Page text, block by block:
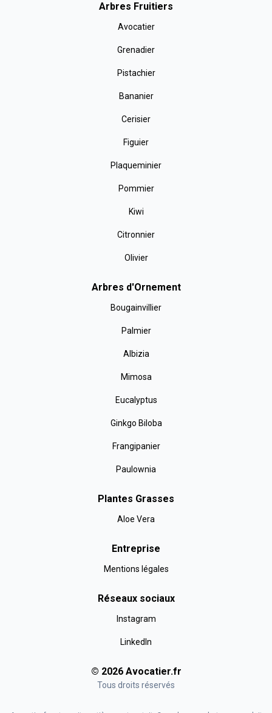
Arbres Fruitiers
Avocatier
Grenadier
Pistachier
Bananier
Cerisier
Figuier
Plaqueminier
Pommier
Kiwi
Citronnier
Olivier
Arbres d'Ornement
Bougainvillier
Palmier
Albizia
Mimosa
Eucalyptus
Ginkgo Biloba
Frangipanier
Paulownia
Plantes Grasses
Aloe Vera
Entreprise
Mentions légales
Réseaux sociaux
Instagram
LinkedIn
© 2026 Avocatier.fr
Tous droits réservés